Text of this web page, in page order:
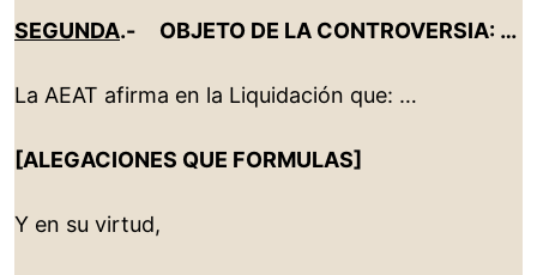
SEGUNDA.- OBJETO DE LA CONTROVERSIA: …
La AEAT afirma en la Liquidación que: …
[ALEGACIONES QUE FORMULAS]
Y en su virtud,